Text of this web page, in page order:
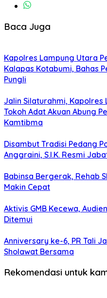
Baca Juga
Kapolres Lampung Utara
Kalapas Kotabumi, Bahas
Pungli
Jalin Silaturahmi, Kapolres
Tokoh Adat Akuan Abung
Kamtibma
Disambut Tradisi Pedang
Anggraini, S.I.K. Resmi
Babinsa Bergerak, Rehab
Makin Cepat
Aktivis GMB Kecewa,
Ditemui
Anniversary ke-6, PR Tali
Sholawat Bersama
Rekomendasi untuk